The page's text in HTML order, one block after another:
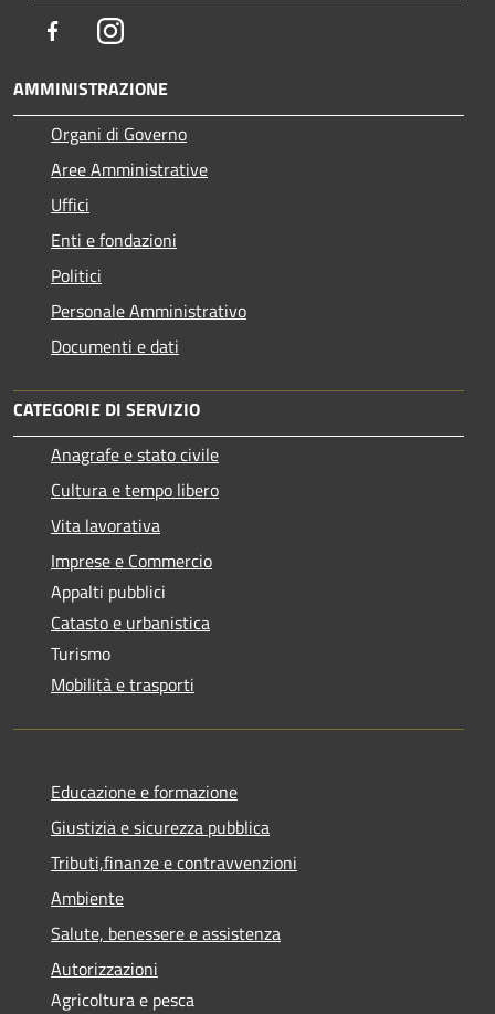
FacebookInstagram
AMMINISTRAZIONE
Organi di Governo
Aree Amministrative
Uffici
Enti e fondazioni
Politici
Personale Amministrativo
Documenti e dati
CATEGORIE DI SERVIZIO
Anagrafe e stato civile
Cultura e tempo libero
Vita lavorativa
Imprese e Commercio
Appalti pubblici
Catasto e urbanistica
Turismo
Mobilità e trasporti
Educazione e formazione
Giustizia e sicurezza pubblica
Tributi,finanze e contravvenzioni
Ambiente
Salute, benessere e assistenza
Autorizzazioni
Agricoltura e pesca